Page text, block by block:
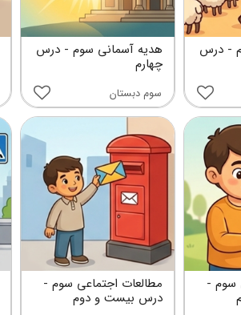
هدیه آسمانی سوم - درس
چهارم
سوم دبستان
- درس
مطالعات اجتماعی سوم -
درس بیست و دوم
سوم -